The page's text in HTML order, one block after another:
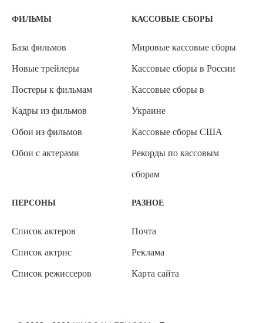
ФИЛЬМЫ
База фильмов
Новые трейлеры
Постеры к фильмам
Кадры из фильмов
Обои из фильмов
Обои с актерами
КАССОВЫЕ СБОРЫ
Мировые кассовые сборы
Кассовые сборы в России
Кассовые сборы в
Украине
Кассовые сборы США
Рекорды по кассовым
сборам
ПЕРСОНЫ
Список актеров
Список актрис
Список режиссеров
РАЗНОЕ
Почта
Реклама
Карта сайта